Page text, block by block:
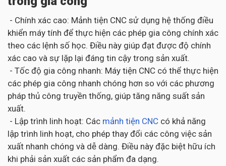
- Chính xác cao: Mảnh tiện CNC sử dụng hệ thống điều
khiển máy tính để thực hiện các phép gia công chính xác
theo các lệnh số học. Điều này giúp đạt được độ chính
xác cao và sự lặp lại đáng tin cậy trong sản xuất.
- Tốc độ gia công nhanh: Máy tiện CNC có thể thực hiện
các phép gia công nhanh chóng hơn so với các phương
pháp thủ công truyền thống, giúp tăng năng suất sản
xuất.
- Lập trình linh hoạt: Các mảnh tiện CNC có khả năng
lập trình linh hoạt, cho phép thay đổi các công việc sản
xuất nhanh chóng và dễ dàng. Điều này đặc biệt hữu ích
khi phải sản xuất các sản phẩm đa dạng.